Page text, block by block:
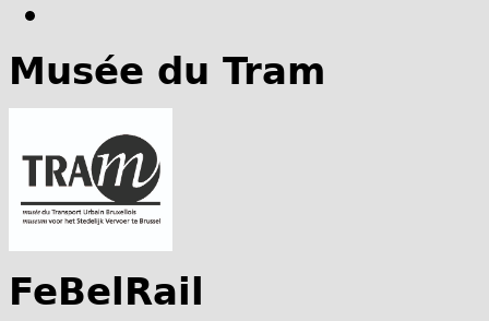
Musée du Tram
FeBelRail